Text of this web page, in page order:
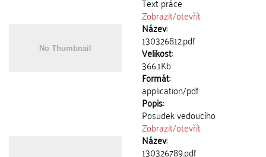
Zobrazit/otevřít
Název:
130326812.pdf
Velikost:
366.1Kb
Formát:
application/pdf
Popis:
Posudek vedoucího
Zobrazit/otevřít
Název:
130326789.pdf